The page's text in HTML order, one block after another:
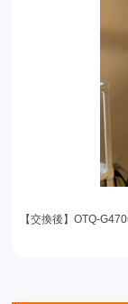
【交換後】OTQ-